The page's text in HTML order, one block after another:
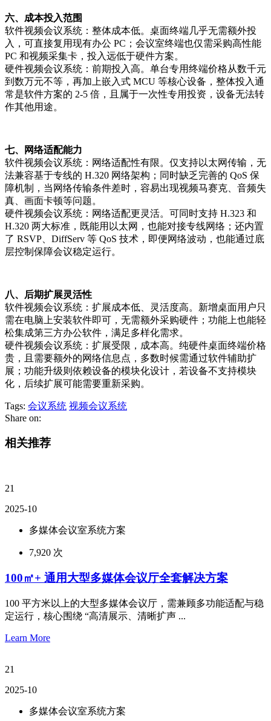
六、成本投入范围
软件视频会议系统：整体成本低。桌面终端几乎无需额外投
入，可直接复用现有办公 PC；会议室终端也仅需采购高性能
PC 和视频采集卡，投入远低于硬件方案。
硬件视频会议系统：前期投入高。单台专用终端价格从数千元
到数万元不等，再加上嵌入式 MCU 等核心设备，整体投入通
常是软件方案的 2-5 倍，且属于一次性专用投资，设备无法转
作其他用途。
七、网络适配能力
软件视频会议系统：网络适配性有限。仅支持以太网传输，无
法兼容基于专线的 H.320 网络架构；同时缺乏完善的 QoS 保
障机制，当网络传输条件差时，容易出现视频马赛克、音频失
真、画面卡顿等问题。
硬件视频会议系统：网络适配更灵活。可同时支持 H.323 和
H.320 两大标准，既能用以太网，也能对接专线网络；还内置
了 RSVP、DiffServ 等 QoS 技术，即便网络波动，也能通过底
层控制保障会议稳定运行。
八、后期扩展灵活性
软件视频会议系统：扩展成本低、灵活度高。新增桌面用户只
需在电脑上安装软件即可，无需额外采购硬件；功能上也能轻
松集成第三方办公软件，满足多样化需求。
硬件视频会议系统：扩展受限，成本高。纯硬件桌面终端价格
贵，且需要额外的网络信息点，多数时候需通过软件辅助扩
展；功能升级则依赖设备的模块化设计，若设备不支持模块
化，后续扩展可能需要重新采购。
Tags: 会议系统 视频会议系统
Share on:
相关推荐
21
2025-10
多媒体会议室系统方案
7,920 次
100㎡+ 通用大型多媒体会议厅全套解决方案
100 平方米以上的大型多媒体会议厅，需兼顾多功能适配与稳
定运行，核心围绕 “高清展示、清晰扩声 ...
Learn More
21
2025-10
多媒体会议室系统方案